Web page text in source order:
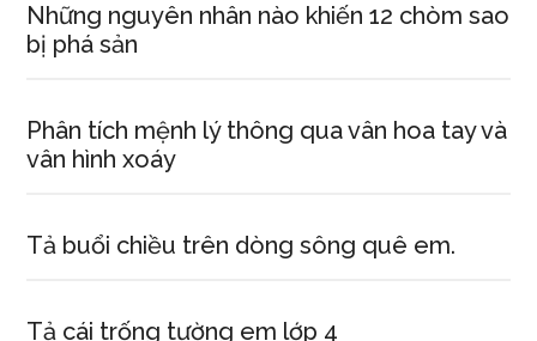
Những nguyên nhân nào khiến 12 chòm sao
bị phá sản
Phân tích mệnh lý thông qua vân hoa tay và
vân hình xoáy
Tả buổi chiều trên dòng sông quê em.
Tả cái trống tường em lớp 4